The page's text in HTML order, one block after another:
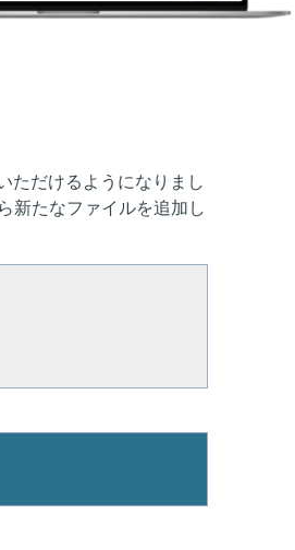
くだ
ただけるようになりまし
新たなファイルを追加し